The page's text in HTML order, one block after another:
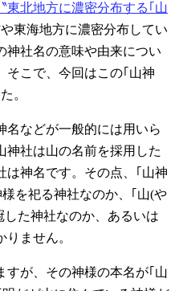
東北地方に濃密分布する｢山
東海地方に濃密分布してい
神社名の意味や由来につい
そこで、今回はこの｢山神
。
などが一般的には用いら
神社は山の名前を採用した
は神名です。その点、｢山神
を祀る神社なのか、｢山(や
した神社なのか、あるいは
ません。
が、その神様の本名が｢山